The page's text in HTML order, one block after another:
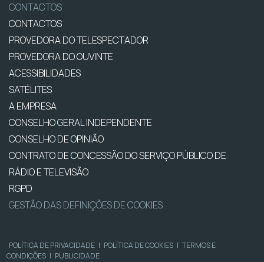
CONTACTOS
CONTACTOS
PROVEDORA DO TELESPECTADOR
PROVEDORA DO OUVINTE
ACESSIBILIDADES
SATÉLITES
A EMPRESA
CONSELHO GERAL INDEPENDENTE
CONSELHO DE OPINIÃO
CONTRATO DE CONCESSÃO DO SERVIÇO PÚBLICO DE
RÁDIO E TELEVISÃO
RGPD
GESTÃO DAS DEFINIÇÕES DE COOKIES
POLÍTICA DE PRIVACIDADE | POLÍTICA DE COOKIES | TERMOS E
CONDIÇÕES | PUBLICIDADE